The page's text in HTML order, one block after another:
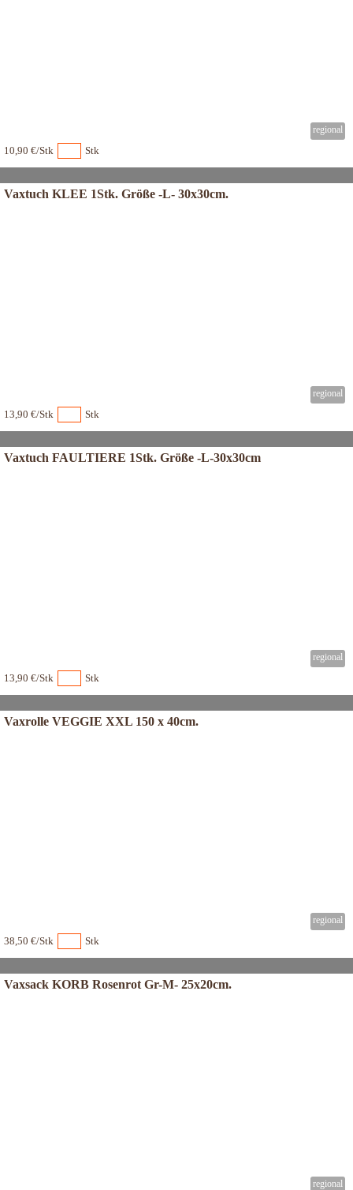
10,90 €/Stk Stk
Vaxtuch KLEE 1Stk. Größe -L- 30x30cm.
13,90 €/Stk Stk
Vaxtuch FAULTIERE 1Stk. Größe -L-30x30cm
13,90 €/Stk Stk
Vaxrolle VEGGIE XXL 150 x 40cm.
38,50 €/Stk Stk
Vaxsack KORB Rosenrot Gr-M- 25x20cm.